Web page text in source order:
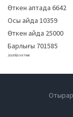
Өткен аптада 6642
Осы айда 10359
Өткен айда 25000
Барлығы 701585
Joomla счетчик
Отырар